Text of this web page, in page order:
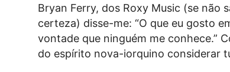
Bryan Ferry, dos Roxy Music (se não
certeza) disse-me: “O que eu gosto
vontade que ninguém me conhece.”
do espírito nova-iorquino considerar